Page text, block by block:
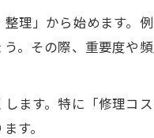
理」から始めます。
。その際、重要度や
ます。特に「修理コ
す。